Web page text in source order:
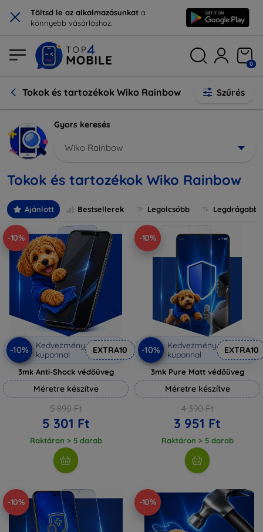
× Töltsd le az alkalmazásunkat a
könnyebb vásárláshoz.
0
Tokok és tartozékok Wiko Rainbow Szűrés
Gyors keresés
Wiko Rainbow
Tokok és tartozékok Wiko Rainbow
Ajánlott Bestsellerek Legolcsóbb Legdrágabb
-10%
-10%
Kedvezmény
kuponnal
EXTRA10
3mk Anti-Shock védőüveg
Méretre készítve
5 890 Ft
5 301 Ft
Raktáron > 5 darab
-10%
-10%
Kedvezmény
kuponnal
EXTRA10
3mk Pure Matt védőüveg
Méretre készítve
4 390 Ft
3 951 Ft
Raktáron > 5 darab
-10% -10%